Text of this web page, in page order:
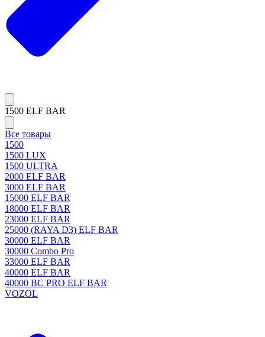
1500 ELF BAR
Все товары
1500
1500 LUX
1500 ULTRA
2000 ELF BAR
3000 ELF BAR
15000 ELF BAR
18000 ELF BAR
23000 ELF BAR
25000 (RAYA D3) ELF BAR
30000 ELF BAR
30000 Combo Pro
33000 ELF BAR
40000 ELF BAR
40000 BC PRO ELF BAR
VOZOL